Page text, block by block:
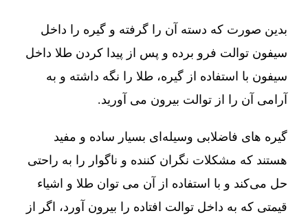
بدین صورت که دسته آن را گرفته و گیره را داخل
سیفون توالت فرو برده و پس از پیدا کردن طلا داخل
سیفون با استفاده از گیره، طلا را نگه داشته و به
آرامی آن را از توالت بیرون می آورید.
گیره های فاضلابی وسیله‌ای بسیار ساده و مفید
هستند که مشکلات نگران کننده و ناگوار را به راحتی
حل می‌کند و با استفاده از آن می توان طلا و اشیاء
قیمتی که به داخل توالت افتاده را بیرون آورد، اگر از